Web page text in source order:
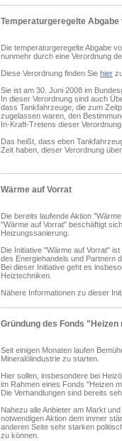
Temperaturgeregelte Abgabe
Die temperaturgeregelte Abgabe
nunmehr durch eine Verordnung
Diese Verordnung finden Sie hier
Sie ist am 30. Juni 2008 im
In dieser Verordnung sind auch
dass Tankfahrzeuge, die zum
zugelassen waren, den
In-Kraft-Tretens dieser
Das heißt, dass eben
Zeit haben, dieser Verordnung
Wärme auf Vorrat
Die bereits laufende Aktion
"Wärme auf Vorrat" beschäftigt
Heizungssanierung.
Die Initiative "Wärme auf Vorrat"
des Energiehandels und Partnern
Bei dieser Initiative geht es
Heiztechniken.
Nähere Informationen zu dieser
Gründung des Fonds "Heizen
Seit einigen Monaten laufen
Mineralölindustrie zu starten.
Hier sollen, insbesondere bei
im Rahmen eines Fonds "Heizen
Die Verhandlungen sind bereits
Nahezu alle Anbieter am Markt
notwendigen Aktion dem immer
anderen Seite sehr starken
zu können.